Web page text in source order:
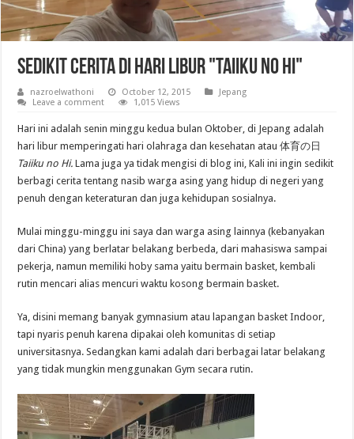
Sedikit Cerita di Hari Libur "Taiiku no Hi"
nazroelwathoni October 12, 2015
Jepang
Leave a comment
1,015 Views
Hari ini adalah senin minggu kedua bulan Oktober, di Jepang adalah
hari libur memperingati hari olahraga dan kesehatan atau体育の日
Taiiku no Hi.Lama juga ya tidak mengisi di blog ini, Kali ini ingin sedikit
berbagi cerita tentang nasib warga asing yang hidup di negeri yang
penuh dengan keteraturan dan juga kehidupan sosialnya.
Mulai minggu-minggu ini saya dan warga asing lainnya (kebanyakan
dari China) yang berlatar belakang berbeda, dari mahasiswa sampai
pekerja, namun memiliki hoby sama yaitu bermain basket, kembali
rutin mencari alias mencuri waktu kosong bermain basket.
Ya, disini memang banyak gymnasium atau lapangan basket Indoor,
tapi nyaris penuh karena dipakai oleh komunitas di setiap
universitasnya. Sedangkan kami adalah dari berbagai latar belakang
yang tidak mungkin menggunakan Gym secara rutin.